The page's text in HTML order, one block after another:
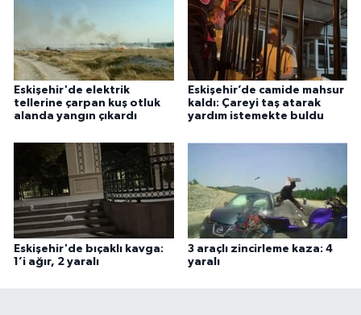
Eskişehir'de elektrik
tellerine çarpan kuş otluk
alanda yangın çıkardı
Eskişehir’de camide mahsur
kaldı: Çareyi taş atarak
yardım istemekte buldu
Eskişehir'de bıçaklı kavga:
1’i ağır, 2 yaralı
3 araçlı zincirleme kaza: 4
yaralı